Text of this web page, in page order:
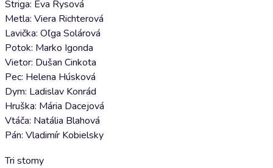
Striga: Eva Rysová
Metla: Viera Richterová
Lavička: Oľga Solárová
Potok: Marko Igonda
Vietor: Dušan Cinkota
Pec: Helena Húsková
Dym: Ladislav Konrád
Hruška: Mária Dacejová
Vtáča: Natália Blahová
Pán: Vladimír Kobielsky
Tri stomy